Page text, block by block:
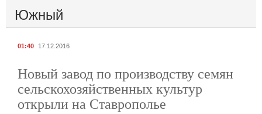
Южный
01:40 17.12.2016
Новый завод по производству семян
сельскохозяйственных культур
открыли на Ставрополье